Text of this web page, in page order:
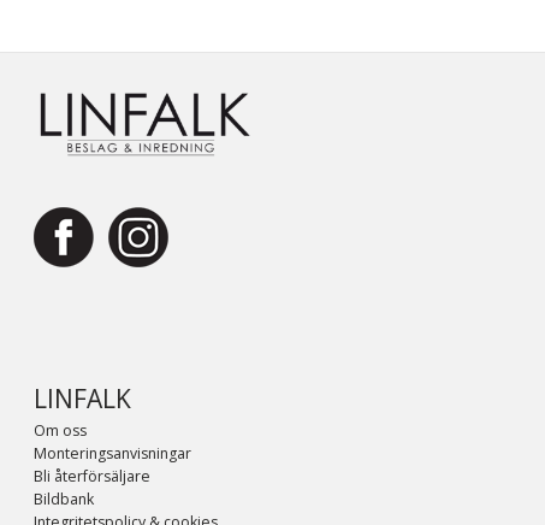
LINFALK
Om oss
Monteringsanvisningar
Bli återförsäljare
Bildbank